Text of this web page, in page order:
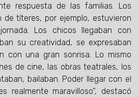
respuesta de las familias. Los
títeres, por ejemplo, estuvieron
Los chicos llegaban con
su creatividad, se expresaban
con una gran sonrisa. Lo mismo
de cine, las obras teatrales, los
bailaban. Poder llegar con el
realmente maravilloso”, destacó